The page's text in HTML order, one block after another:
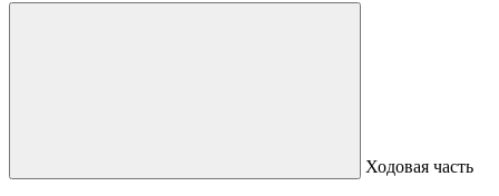
Ходовая часть